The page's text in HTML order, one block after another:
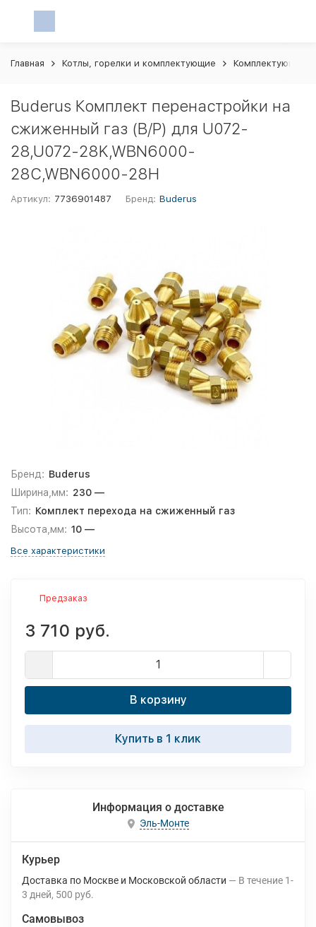
Главная Котлы, горелки и комплектующие Комплектующие и
Buderus Комплект перенастройки на
сжиженный газ (B/P) для U072-
28,U072-28K,WBN6000-
28C,WBN6000-28H
Артикул: 7736901487 Бренд: Buderus
Бренд: Buderus
Ширина,мм: 230 —
Тип: Комплект перехода на сжиженный газ
Высота,мм: 10 —
Все характеристики
Предзаказ
3 710 руб.
В корзину
Купить в 1 клик
Информация о доставке
Эль-Монте
Курьер
Доставка по Москве и Московской области В течение 1-
3 дней 500 руб.
Самовывоз